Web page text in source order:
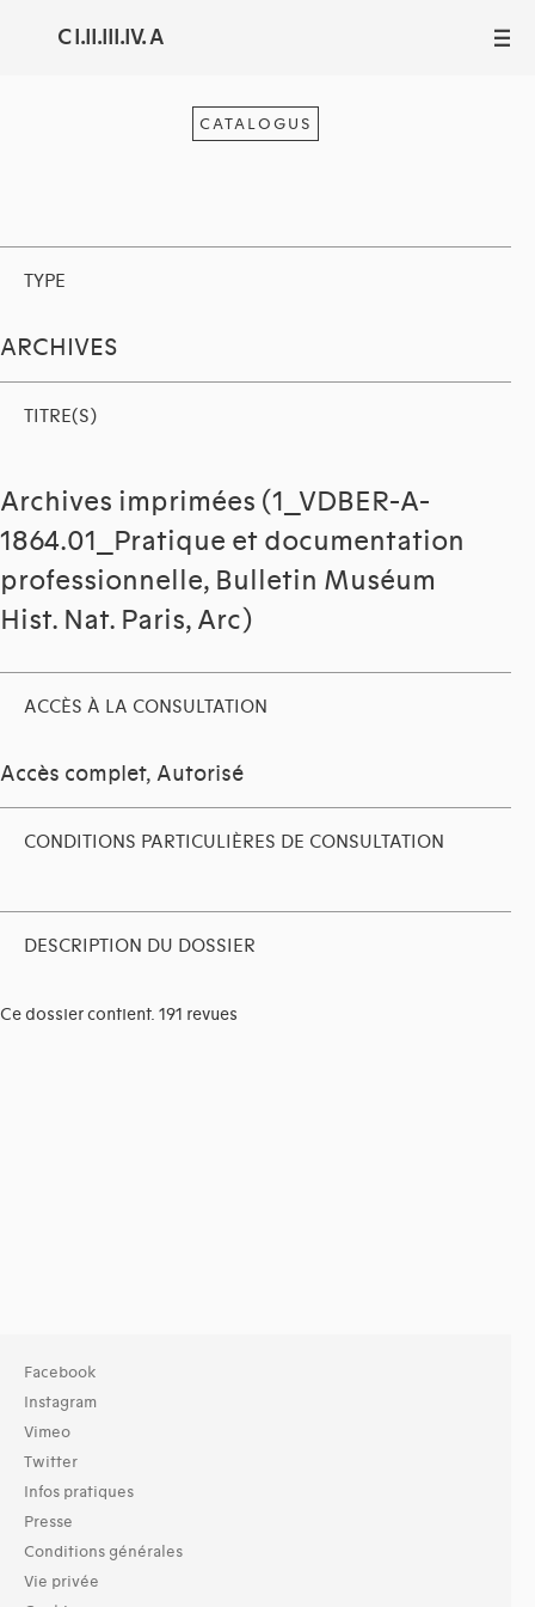
C I.II.III.IV. A III
CATALOGUS
TYPE
ARCHIVES
TITRE(S)
Archives imprimées (1_VDBER-A-
1864.01_Pratique et documentation
professionnelle, Bulletin Muséum
Hist. Nat. Paris, Arc)
ACCÈS À LA CONSULTATION
Accès complet, Autorisé
CONDITIONS PARTICULIÈRES DE CONSULTATION
DESCRIPTION DU DOSSIER
Ce dossier contient. 191 revues
Facebook
Instagram
Vimeo
Twitter
Infos pratiques
Presse
Conditions générales
Vie privée